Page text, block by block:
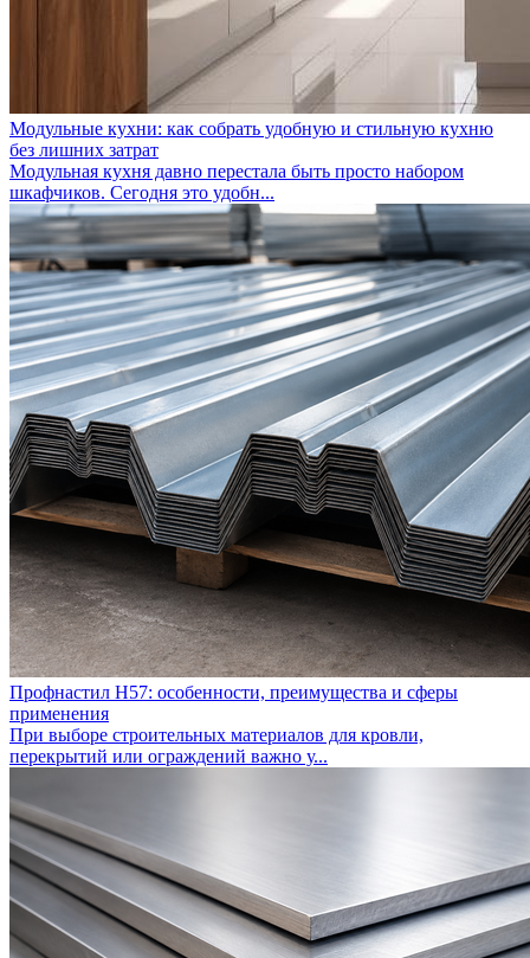
Модульные кухни: как собрать удобную и стильную кухню
без лишних затрат
Модульная кухня давно перестала быть просто набором
шкафчиков. Сегодня это удобн...
Профнастил Н57: особенности, преимущества и сферы
применения
При выборе строительных материалов для кровли,
перекрытий или ограждений важно у...